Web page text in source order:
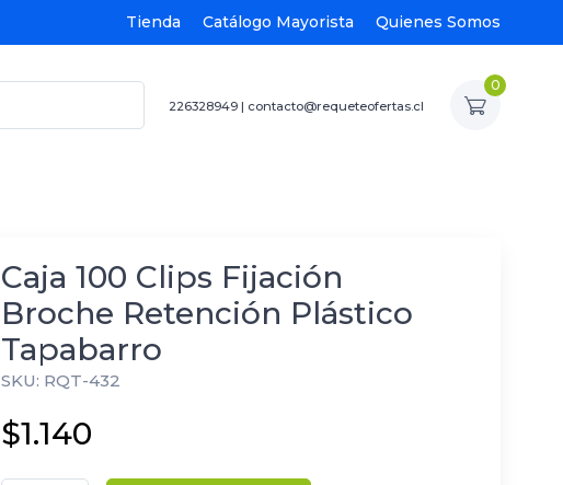
Tienda Catálogo Mayorista Quienes Somos
226328949 | contacto@requeteofertas.cl
0
Caja 100 Clips Fijación
Broche Retención Plástico
Tapabarro
SKU: RQT-432
$1.140